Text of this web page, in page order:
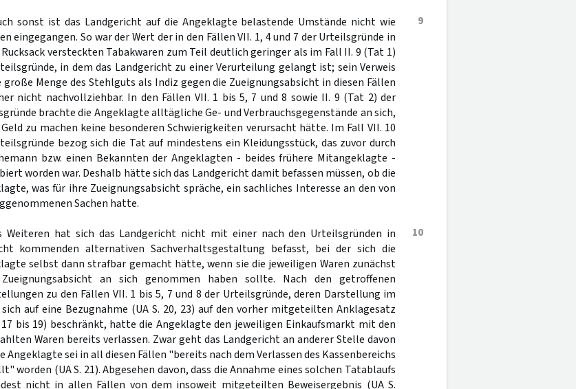
9
sonst ist das Landgericht auf die Angeklagte belastende Umstände nicht wie
eingegangen. So war der Wert der in den Fällen VII. 1, 4 und 7 der Urteilsgründe in
versteckten Tabakwaren zum Teil deutlich geringer als im Fall II. 9 (Tat 1)
in dem das Landgericht zu einer Verurteilung gelangt ist; sein Verweis
große Menge des Stehlguts als Indiz gegen die Zueignungsabsicht in diesen Fällen
nicht nachvollziehbar. In den Fällen VII. 1 bis 5, 7 und 8 sowie II. 9 (Tat 2) der
brachte die Angeklagte alltägliche Ge- und Verbrauchsgegenstände an sich,
zu machen keine besonderen Schwierigkeiten verursacht hätte. Im Fall VII. 10
bezog sich die Tat auf mindestens ein Kleidungsstück, das zuvor durch
bzw. einen Bekannten der Angeklagten - beides frühere Mitangeklagte -
worden war. Deshalb hätte sich das Landgericht damit befassen müssen, ob die
was für ihre Zueignungsabsicht spräche, ein sachliches Interesse an den von
Sachen hatte.
10
Weiteren hat sich das Landgericht nicht mit einer nach den Urteilsgründen in
kommenden alternativen Sachverhaltsgestaltung befasst, bei der sich die
selbst dann strafbar gemacht hätte, wenn sie die jeweiligen Waren zunächst
an sich genommen haben sollte. Nach den getroffenen
zu den Fällen VII. 1 bis 5, 7 und 8 der Urteilsgründe, deren Darstellung im
auf eine Bezugnahme (UA S. 20, 23) auf den vorher mitgeteilten Anklagesatz
17 bis 19) beschränkt, hatte die Angeklagte den jeweiligen Einkaufsmarkt mit den
Waren bereits verlassen. Zwar geht das Landgericht an anderer Stelle davon
Angeklagte sei in all diesen Fällen "bereits nach dem Verlassen des Kassenbereichs
worden (UA S. 21). Abgesehen davon, dass die Annahme eines solchen Tatablaufs
nicht in allen Fällen von dem insoweit mitgeteilten Beweisergebnis (UA S.